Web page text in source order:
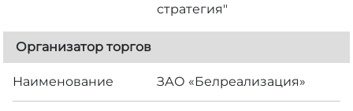
стратегия"
Организатор торгов
Наименование ЗАО «Белреализация»